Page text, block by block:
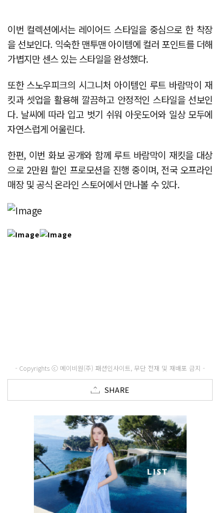
이번 컬렉션에서는 레이어드 스타일을 중심으로 한 착장
을 선보인다. 익숙한 맨투맨 아이템에 컬러 포인트를 더해
가볍지만 센스 있는 스타일을 완성했다.
또한 스노우피크의 시그니처 아이템인 루트 바람막이 재
킷과 셋업을 활용해 깔끔하고 안정적인 스타일을 선보인
다. 날씨에 따라 입고 벗기 쉬워 아웃도어와 일상 모두에
자연스럽게 어울린다.
한편, 이번 화보 공개와 함께 루트 바람막이 재킷을 대상
으로 2만원 할인 프로모션을 진행 중이며, 전국 오프라인
매장 및 공식 온라인 스토어에서 만나볼 수 있다.
- Copyrights ⓒ 메이비원(주) 패션인사이트, 무단 전재 및 재배포 금지 -
SHARE